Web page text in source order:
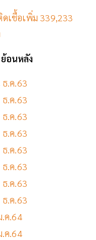
เชื้อเพิ่ม 339,233
อนหลัง
ธ.ค.63
ธ.ค.63
ธ.ค.63
ธ.ค.63
ธ.ค.63
ธ.ค.63
ธ.ค.63
ธ.ค.63
.ค.64
.ค.64